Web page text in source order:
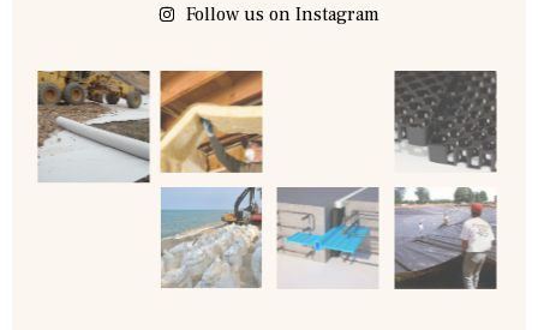
Follow us on Instagram